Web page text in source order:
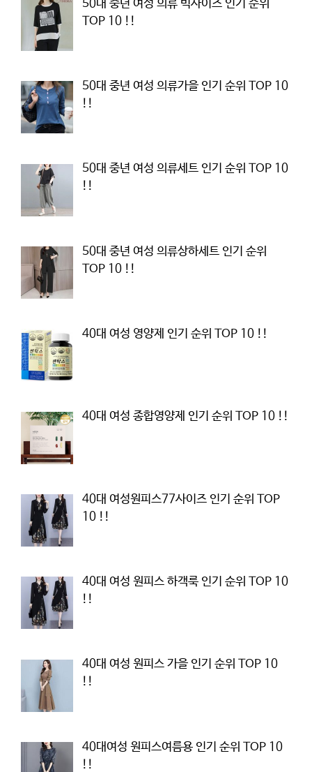
50대 중년 여성 의류 빅사이즈 인기 순위
TOP 10 !!
50대 중년 여성 의류가을 인기 순위 TOP 10
!!
50대 중년 여성 의류세트 인기 순위 TOP 10
!!
50대 중년 여성 의류상하세트 인기 순위
TOP 10 !!
40대 여성 영양제 인기 순위 TOP 10 !!
40대 여성 종합영양제 인기 순위 TOP 10 !!
40대 여성원피스77사이즈 인기 순위 TOP
10 !!
40대 여성 원피스 하객룩 인기 순위 TOP 10
!!
40대 여성 원피스 가을 인기 순위 TOP 10
!!
40대여성 원피스여름용 인기 순위 TOP 10
!!